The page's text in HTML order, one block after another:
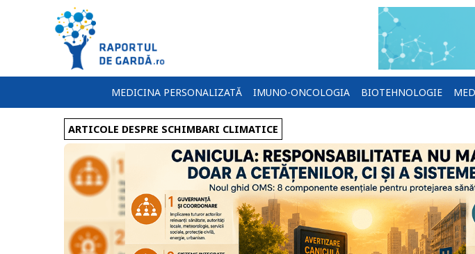
MEDICINA PERSONALIZATĂ IMUNO-ONCOLOGIA BIOTEHNOLOGIE
ARTICOLE DESPRE SCHIMBARI CLIMATICE